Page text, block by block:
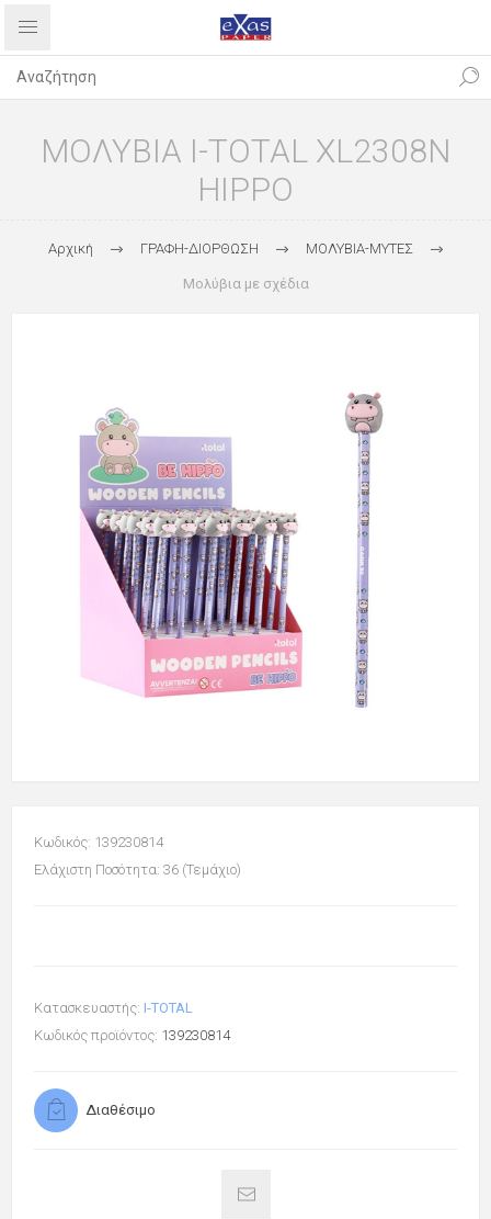
ΜΟΛΥΒΙΑ I-TOTAL XL2308N
HIPPO
Αρχική ΓΡΑΦΗ-ΔΙΟΡΘΩΣΗ ΜΟΛΥΒΙΑ-ΜΥΤΕΣ
Μολύβια με σχέδια
Κωδικός: 139230814
Ελάχιστη Ποσότητα: 36 (Τεμάχιο)
Κατασκευαστής: I-TOTAL
Κωδικός προϊόντος: 139230814
Διαθέσιμο